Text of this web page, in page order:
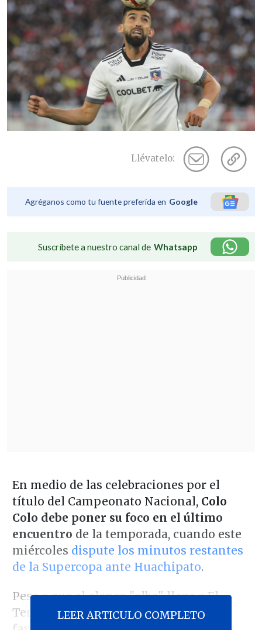
Llévatelo:
Agréganos como tu fuente preferida en Google
Suscríbete a nuestro canal de Whatsapp
En medio de las celebraciones por el
título del Campeonato Nacional, Colo
Colo debe poner su foco en el último
encuentro de la temporada, cuando este
miércoles dispute los minutos restantes
de la Supercopa ante Huachipato.
Pese a que el elenco "albo" llega a El
Teniente conun marcador de 2-0 a su
LEER ARTICULO COMPLETO